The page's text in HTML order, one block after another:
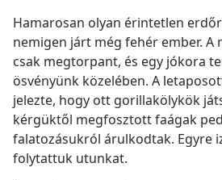
Hamarosan olyan érintetlen
nemigen járt még fehér ember. A
csak megtorpant, és egy jókora
ösvényünk közelében. A
jelezte, hogy ott gorillakölykök
kérgüktől megfosztott faágak
falatozásukról árulkodtak. Egyre
folytattuk utunkat.